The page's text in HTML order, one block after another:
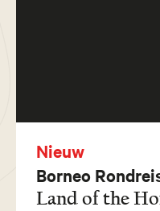
Nieuw
Borneo
Land of the